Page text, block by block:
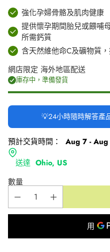
強化孕婦骨骼及肌肉健康
提供懷孕期間胎兒或餵哺
所需鈣質
含天然維他命C及礦物質
網店限定 海外地區配送
庫存中，準備發貨
💡24小時隨時解答產
預計交貨時間：
Aug 7 -
送達 Ohio, US
數量